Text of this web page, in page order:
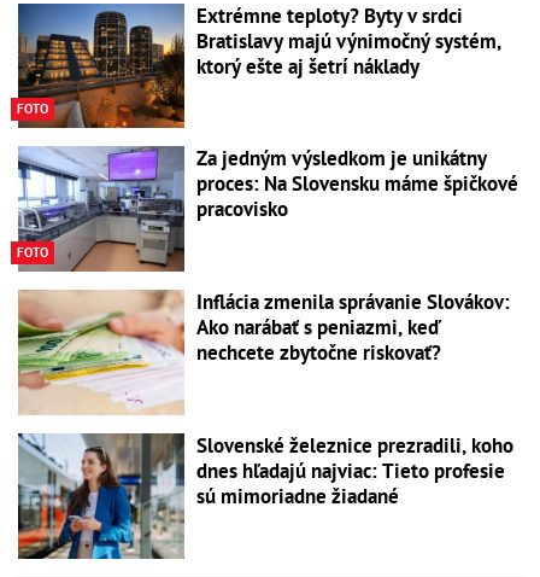
FOTO
Extrémne teploty? Byty v srdci
Bratislavy majú výnimočný systém,
ktorý ešte aj šetrí náklady
FOTO
Za jedným výsledkom je unikátny
proces: Na Slovensku máme špičkové
pracovisko
Inflácia zmenila správanie Slovákov:
Ako narábať s peniazmi, keď
nechcete zbytočne riskovať?
Slovenské železnice prezradili, koho
dnes hľadajú najviac: Tieto profesie
sú mimoriadne žiadané